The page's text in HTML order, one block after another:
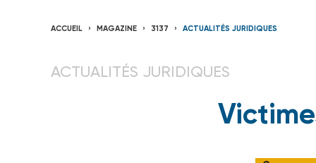
ACCUEIL MAGAZINE 3137 ACTUALITÉS JURIDIQUES
ACTUALITÉS JURIDIQUES